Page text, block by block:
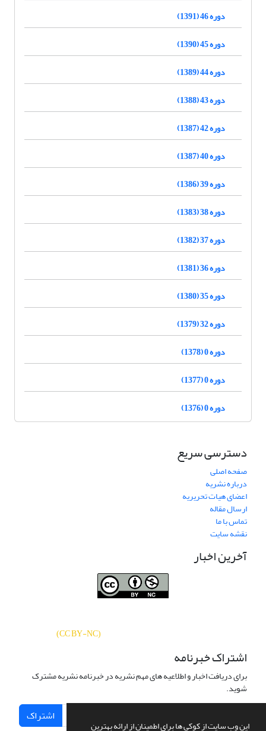
این وب سایت از کوکی ها برای اطمینان از ارائه بهترین
دوره 46 (1391)
دوره 45 (1390)
دوره 44 (1389)
دوره 43 (1388)
دوره 42 (1387)
دوره 40 (1387)
دوره 39 (1386)
دوره 38 (1383)
دوره 37 (1382)
دوره 36 (1381)
دوره 35 (1380)
دوره 32 (1379)
دوره 0 (1378)
دوره 0 (1377)
دوره 0 (1376)
دسترسی سریع
صفحه اصلی
درباره نشریه
اعضای هیات تحریریه
ارسال مقاله
تماس با ما
نقشه سایت
آخرین اخبار
(
CC BY-NC
)
اشتراک خبرنامه
برای دریافت اخبار و اطلاعیه های مهم نشریه در خبرنامه نشریه مشترک
شوید.
اشتراک